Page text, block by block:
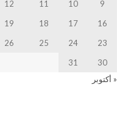
9
10
11
12
16
17
18
19
23
24
25
26
30
31
« أكتوبر